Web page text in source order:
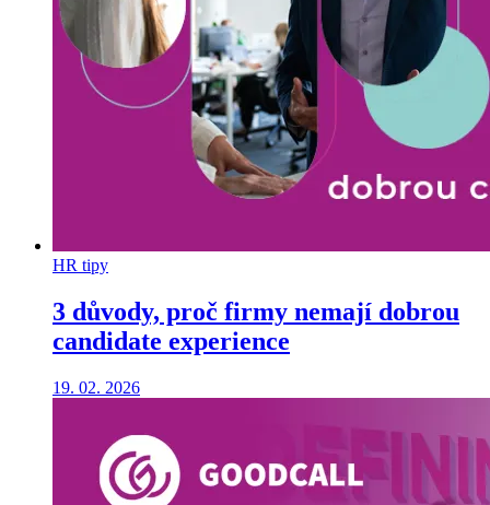
HR tipy
3 důvody, proč firmy nemají dobrou
candidate experience
19. 02. 2026